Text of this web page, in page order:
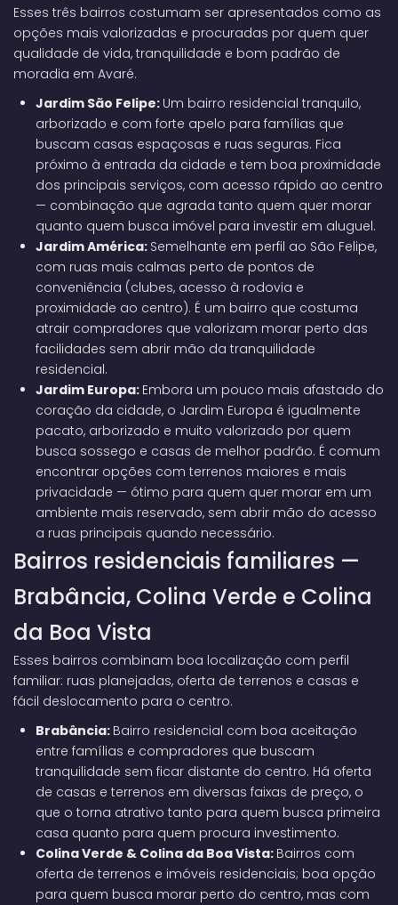
Esses três bairros costumam ser apresentados como as
opções mais valorizadas e procuradas por quem quer
qualidade de vida, tranquilidade e bom padrão de
moradia em Avaré.
Jardim São Felipe: Um bairro residencial tranquilo,
arborizado e com forte apelo para famílias que
buscam casas espaçosas e ruas seguras. Fica
próximo à entrada da cidade e tem boa proximidade
dos principais serviços, com acesso rápido ao centro
— combinação que agrada tanto quem quer morar
quanto quem busca imóvel para investir em aluguel.
Jardim América: Semelhante em perfil ao São Felipe,
com ruas mais calmas perto de pontos de
conveniência (clubes, acesso à rodovia e
proximidade ao centro). É um bairro que costuma
atrair compradores que valorizam morar perto das
facilidades sem abrir mão da tranquilidade
residencial.
Jardim Europa: Embora um pouco mais afastado do
coração da cidade, o Jardim Europa é igualmente
pacato, arborizado e muito valorizado por quem
busca sossego e casas de melhor padrão. É comum
encontrar opções com terrenos maiores e mais
privacidade — ótimo para quem quer morar em um
ambiente mais reservado, sem abrir mão do acesso
a ruas principais quando necessário.
Bairros residenciais familiares —
Brabância, Colina Verde e Colina
da Boa Vista
Esses bairros combinam boa localização com perfil
familiar: ruas planejadas, oferta de terrenos e casas e
fácil deslocamento para o centro.
Brabância: Bairro residencial com boa aceitação
entre famílias e compradores que buscam
tranquilidade sem ficar distante do centro. Há oferta
de casas e terrenos em diversas faixas de preço, o
que o torna atrativo tanto para quem busca primeira
casa quanto para quem procura investimento.
Colina Verde & Colina da Boa Vista: Bairros com
oferta de terrenos e imóveis residenciais; boa opção
para quem busca morar perto do centro, mas com